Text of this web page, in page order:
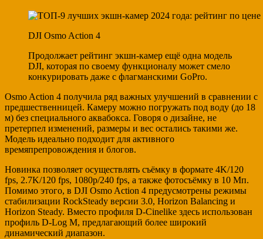
DJI Osmo Action 4
Продолжает рейтинг экшн-камер ещё одна модель
DJI, которая по своему функционалу может смело
конкурировать даже с флагманскими GoPro.
Osmo Action 4 получила ряд важных улучшений в сравнении с
предшественницей. Камеру можно погружать под воду (до 18
м) без специального аквабокса. Говоря о дизайне, не
претерпел изменений, размеры и вес остались такими же.
Модель идеально подходит для активного
времяпрепровождения и блогов.
Новинка позволяет осуществлять съёмку в формате 4K/120
fps, 2.7K/120 fps, 1080p/240 fps, а также фотосъёмку в 10 Мп.
Помимо этого, в DJI Osmo Action 4 предусмотрены режимы
стабилизации RockSteady версии 3.0, Horizon Balancing и
Horizon Steady. Вместо профиля D-Cinelike здесь использован
профиль D-Log M, предлагающий более широкий
динамический диапазон.